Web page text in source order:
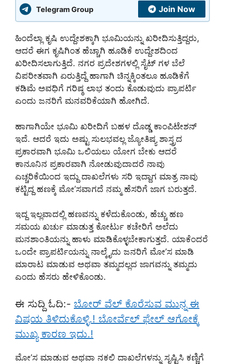
Telegram Group Join Now
ಹಿಂದೆಲ್ಲಾ ಕೃಷಿ ಉದ್ದೇಶಕ್ಕಾಗಿ ಭೂಮಿಯನ್ನು ಖರೀದಿಸುತ್ತಿದ್ದರು,
ಆದರೆ ಈಗ ಕೃಷಿಗಿಂತ ಹೆಚ್ಚಾಗಿ ಹೂಡಿಕೆ ಉದ್ದೇಶದಿಂದ
ಖರೀದಿಸಲಾಗುತ್ತಿದೆ. ನಗರ ಪ್ರದೇಶಗಳಲ್ಲಿ ಸೈಟ್ ಗಳ ಬೆಲೆ
ವಿಪರೀತವಾಗಿ ಏರುತ್ತಿದ್ದೆ ಹಾಗಾಗಿ ಚಿನ್ನಕ್ಕಿಂತಲೂ ಹೂಡಿಕೆಗೆ
ಕಡಿಮೆ ಅವಧಿಗೆ ಗರಿಷ್ಠ ಲಾಭ ತಂದು ಕೊಡುವುದು ಪ್ರಾಪರ್ಟಿ
ಎಂದು ಜನರಿಗೆ ಮನವರಿಕೆಯಾಗಿ ಹೋಗಿದೆ.
ಹಾಗಾಗಿಯೇ ಭೂಮಿ ಖರೀದಿಗೆ ಬಹಳ ದೊಡ್ಡ ಕಾಂಪಿಟೇಶನ್
ಇದೆ. ಆದರೆ ಇದು ಅಷ್ಟು ಸುಲಭವಲ್ಲ ಜ್ಯೋತಿಷ್ಯ ಶಾಸ್ತ್ರದ
ಪ್ರಕಾರವಾಗಿ ಭೂಮಿ ಒಲಿಯಲು ಯೋಗ ಬೇಕು ಆದರೆ
ಕಾನೂನಿನ ಪ್ರಕಾರವಾಗಿ ನೋಡುವುದಾದರೆ ನಾವು
ಎಚ್ಚರಿಕೆಯಿಂದ ಇದ್ದು ದಾಖಲೆಗಳು ಸರಿ ಇದ್ದಾಗ ಮಾತ್ರ ನಾವು
ಕಟ್ಟಿದ್ದ ಹಣಕ್ಕೆ ಮೋ’ಸವಾಗದೆ ನಮ್ಮ ಹೆಸರಿಗೆ ಜಾಗ ಬರುತ್ತದೆ.
ಇದ್ದ ಇಲ್ಲವಾದಲ್ಲಿ ಹಣವನ್ನು ಕಳೆದುಕೊಂಡು, ಹೆಚ್ಚು ಹಣ
ಸಮಯ ಖರ್ಚು ಮಾಡುತ್ತ ಕೋರ್ಟು ಕಚೇರಿಗೆ ಅಲೆದು
ಮನಶಾಂತಿಯನ್ನು ಹಾಳು ಮಾಡಿಕೊಳ್ಳಬೇಕಾಗುತ್ತದೆ. ಯಾಕೆಂದರೆ
ಒಂದೇ ಪ್ರಾಪರ್ಟಿಯನ್ನು ನಾಲ್ಕೈದು ಜನರಿಗೆ ಮೋ’ಸ ಮಾಡಿ
ಮಾರಾಟ ಮಾಡುವ ಅಥವಾ ತಮ್ಮದಲ್ಲದ ಜಾಗವನ್ನು ತಮ್ಮದು
ಎಂದು ಹೆಸರು ಹೇಳಿಕೊಂಡು.
ಈ ಸುದ್ದಿ ಓದಿ:- ಬೋರ್ ವೆಲ್ ಕೊರೆಸುವ ಮುನ್ನ ಈ
ವಿಷಯ ತಿಳಿದುಕೊಳ್ಳಿ.! ಬೋರ್ವೆಲ್ ಫೇಲ್ ಆಗೋಕ್ಕೆ
ಮುಖ್ಯ ಕಾರಣ ಇದು.!
ಮೋ’ಸ ಮಾಡುವ ಅಥವಾ ನಕಲಿ ದಾಖಲೆಗಳನ್ನು ಸೃಷ್ಟಿಸಿ ಕಣ್ಣಿಗೆ